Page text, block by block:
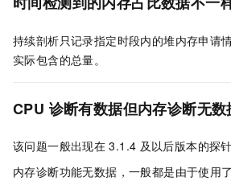
持续剖析只记录指定时段内的堆内存申请
实际包含的总量。
CPU 诊断有数据但内存诊断无数
该问题一般出现在 3.1.4 及以后版本的探针
内存诊断功能无数据，一般都是由于使用